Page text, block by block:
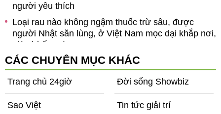
người yêu thích
Loại rau nào không ngậm thuốc trừ sâu, được
người Nhật săn lùng, ở Việt Nam mọc dại khắp nơi,
giá rẻ bất ngờ?
CÁC CHUYÊN MỤC KHÁC
Trang chủ 24giờ Đời sống Showbiz
Sao Việt Tin tức giải trí